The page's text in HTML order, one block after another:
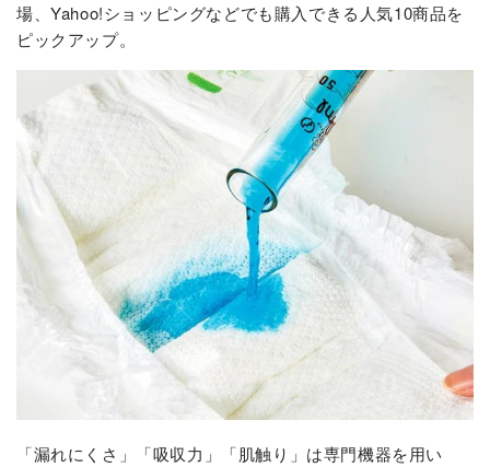
場、Yahoo!ショッピングなどでも購入できる人気10商品を
ピックアップ。
「漏れにくさ」「吸収力」「肌触り」は専門機器を用い